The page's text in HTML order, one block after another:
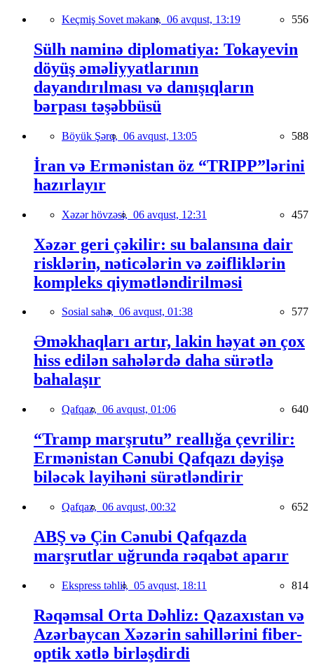
Keçmiş Sovet məkanı, 06 avqust, 13:19 556
Sülh naminə diplomatiya: Tokayevin
döyüş əməliyyatlarının
dayandırılması və danışıqların
bərpası təşəbbüsü
Böyük Şərq, 06 avqust, 13:05 588
İran və Ermənistan öz “TRIPP”lərini
hazırlayır
Xəzər hövzəsi, 06 avqust, 12:31 457
Xəzər geri çəkilir: su balansına dair
risklərin, nəticələrin və zəifliklərin
kompleks qiymətləndirilməsi
Sosial sahə, 06 avqust, 01:38 577
Əməkhaqları artır, lakin həyat ən çox
hiss edilən sahələrdə daha sürətlə
bahalaşır
Qafqaz, 06 avqust, 01:06 640
“Tramp marşrutu” reallığa çevrilir:
Ermənistan Cənubi Qafqazı dəyişə
biləcək layihəni sürətləndirir
Qafqaz, 06 avqust, 00:32 652
ABŞ və Çin Cənubi Qafqazda
marşrutlar uğrunda rəqabət aparır
Ekspress təhlil, 05 avqust, 18:11 814
Rəqəmsal Orta Dəhliz: Qazaxıstan və
Azərbaycan Xəzərin sahillərini fiber-
optik xətlə birləşdirdi